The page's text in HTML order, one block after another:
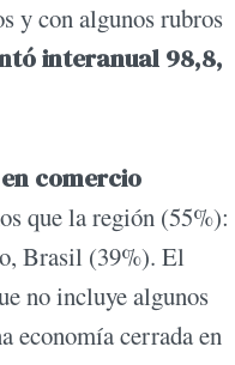
y con algunos rubros
interanual 98,8,
comercio
que la región (55%):
Brasil (39%). El
no incluye algunos
economía cerrada en